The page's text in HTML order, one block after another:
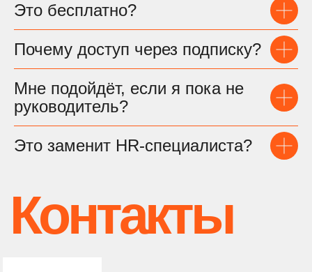
Это бесплатно?
Почему доступ через подписку?
Мне подойдёт, если я пока не
руководитель?
Это заменит HR-специалиста?